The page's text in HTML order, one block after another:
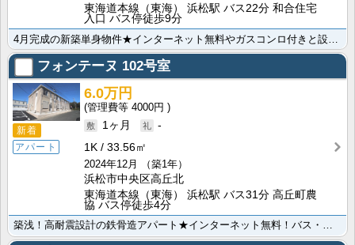
東海道本線（東海） 浜松駅 バス22分 和合住宅
入口 バス停徒歩9分
フォンテーヌ 102号室
新着
アパート
6.0万円
4000円
1ヶ月
-
1K
33.56㎡
2024年12月
（築1年）
浜松市中央区高丘北
東海道本線（東海） 浜松駅 バス31分 高丘町農
協 バス停徒歩4分
築浅！高耐震設計の鉄骨造アパート★インターネット無料！バス・トイレ別の1Kです。一人暮らしにちょうど･･･